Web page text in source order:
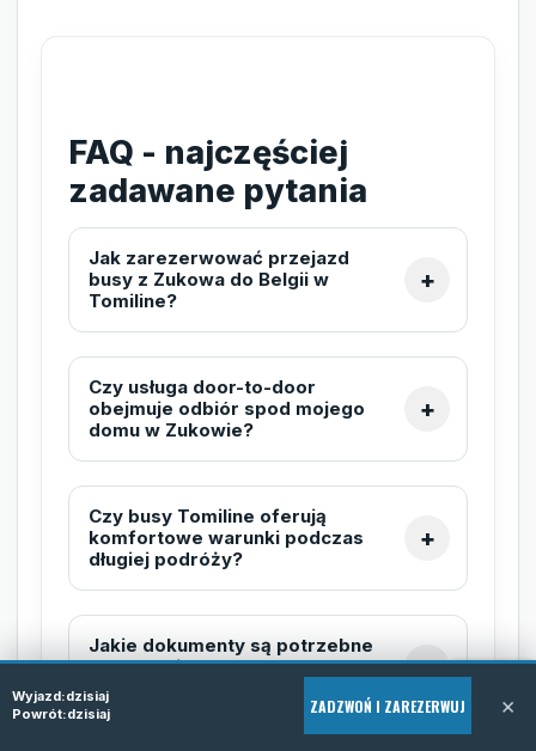
FAQ - najczęściej
zadawane pytania
Jak zarezerwować przejazd
busy z Zukowa do Belgii w
Tomiline?
Czy usługa door-to-door
obejmuje odbiór spod mojego
domu w Zukowie?
Czy busy Tomiline oferują
komfortowe warunki podczas
długiej podróży?
Jakie dokumenty są potrzebne
do podróży z Zukowa do
Belgii?
Wyjazd:dzisiaj
Powrót:dzisiaj ZADZWOŃ I ZAREZERWUJ ×